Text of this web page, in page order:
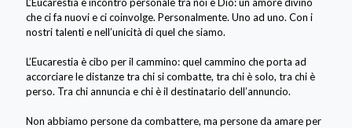
che ci fa nuovi e ci coinvolge. Personalmente. Uno ad uno. Con i
nostri talenti e nell’unicità di quel che siamo.
L’Eucarestia è cibo per il cammino: quel cammino che porta ad
accorciare le distanze tra chi si combatte, tra chi è solo, tra chi è
perso. Tra chi annuncia e chi è il destinatario dell’annuncio.
Non abbiamo persone da combattere, ma persone da amare per